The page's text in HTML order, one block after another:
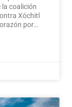
la coalición
Xóchitl
por